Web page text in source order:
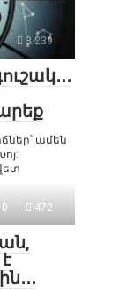
3 239
ամեն
0 472